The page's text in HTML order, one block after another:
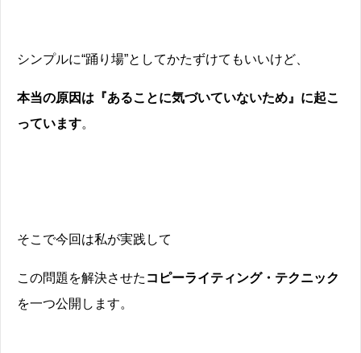
シンプルに“踊り場”としてかたずけてもいいけど、
本当の原因は『あることに気づいていないため』に起こ
っています。
そこで今回は私が実践して
この問題を解決させた コピーライティング・テクニック
を一つ公開します。